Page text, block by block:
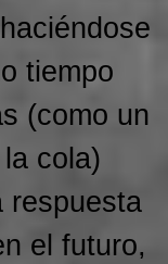
tiempo
(como un
cola)
respuesta
el futuro,